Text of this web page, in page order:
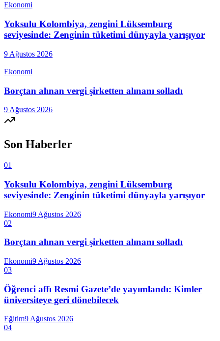
Ekonomi
Yoksulu Kolombiya, zengini Lüksemburg
seviyesinde: Zenginin tüketimi dünyayla yarışıyor
9 Ağustos 2026
Ekonomi
Borçtan alınan vergi şirketten alınanı solladı
9 Ağustos 2026
Son Haberler
01
Yoksulu Kolombiya, zengini Lüksemburg
seviyesinde: Zenginin tüketimi dünyayla yarışıyor
Ekonomi9 Ağustos 2026
02
Borçtan alınan vergi şirketten alınanı solladı
Ekonomi9 Ağustos 2026
03
Öğrenci affı Resmi Gazete’de yayımlandı: Kimler
üniversiteye geri dönebilecek
Eğitim9 Ağustos 2026
04